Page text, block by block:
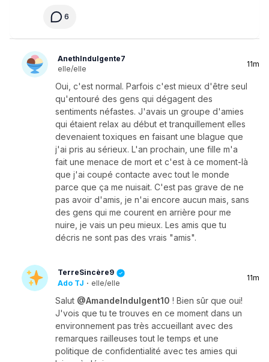
6
AnethIndulgente7
elle/elle
11m
Oui, c'est normal. Parfois c'est mieux d'être seul
qu'entouré des gens qui dégagent des
sentiments néfastes. J'avais un groupe d'amies
qui étaient relax au début et tranquillement elles
devenaient toxiques en faisant une blague que
j'ai pris au sérieux. L'an prochain, une fille m'a
fait une menace de mort et c'est à ce moment-là
que j'ai coupé contacte avec tout le monde
parce que ça me nuisait. C'est pas grave de ne
pas avoir d'amis, je n'ai encore aucun mais, sans
des gens qui me courent en arrière pour me
nuire, je vais un peu mieux. Les amis que tu
décris ne sont pas des vrais "amis".
TerreSincère9
Ado TJ · elle/elle
11m
Salut @AmandeIndulgent10 ! Bien sûr que oui!
J'vois que tu te trouves en ce moment dans un
environnement pas très accueillant avec des
remarques railleuses tout le temps et une
politique de confidentialité avec tes amies qui